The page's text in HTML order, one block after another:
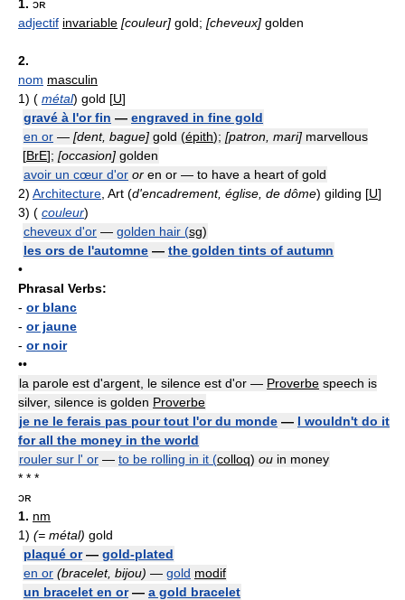
1. ɔʀ
adjectif invariable [couleur] gold; [cheveux] golden
2.
nom masculin
1) ( métal) gold [U]
gravé à l'or fin — engraved in fine gold
en or — [dent, bague] gold (épith); [patron, mari] marvellous
[BrE]; [occasion] golden
avoir un cœur d'or or en or — to have a heart of gold
2) Architecture , Art (d'encadrement, église, de dôme) gilding [U]
3) ( couleur)
cheveux d'or — golden hair (sg)
les ors de l'automne — the golden tints of autumn
•
Phrasal Verbs:
- or blanc
- or jaune
- or noir
••
la parole est d'argent, le silence est d'or — Proverbe speech is
silver, silence is golden Proverbe
je ne le ferais pas pour tout l'or du monde — I wouldn't do it
for all the money in the world
rouler sur l' or — to be rolling in it (colloq) ou in money
* * *
ɔʀ
1. nm
1) (= métal) gold
plaqué or— gold-plated
en or (bracelet, bijou) — gold modif
un bracelet en or— a gold bracelet